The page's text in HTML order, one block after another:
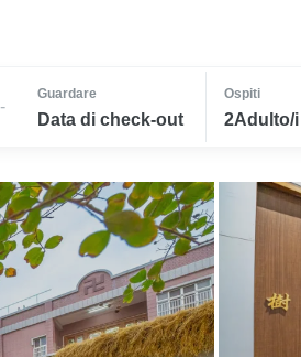
-
Guardare
Data di check-out
Ospiti
2Adulto/